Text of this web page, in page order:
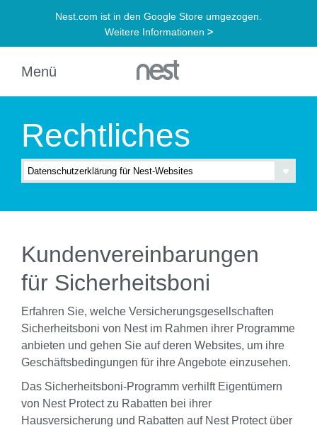
Rechtliches
Kundenvereinbarungen
für Sicherheitsboni
Erfahren Sie, welche Versicherungsgesellschaften
Sicherheitsboni von Nest im Rahmen ihrer Programme
anbieten und gehen Sie auf deren Websites, um ihre
Geschäftsbedingungen für ihre Angebote einzusehen.
Das Sicherheitsboni-Programm verhilft Eigentümern
von Nest Protect zu Rabatten bei ihrer
Hausversicherung und Rabatten auf Nest Protect über